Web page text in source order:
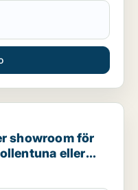
för uthyrning i
showroom för
eller